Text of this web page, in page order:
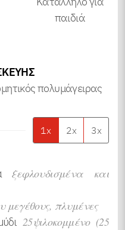
παιδιά
πολυμάγειρας
1x 2x 3x
ξεφλουδισμένα και
μεγέθους, πλυμένες
25ψιλοκομμένο (25